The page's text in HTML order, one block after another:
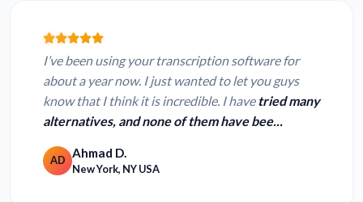
I’ve been using your transcription software for
about a year now. I just wanted to let you guys
know that I think it is incredible. I have tried many
alternatives, and none of them have bee...
AD Ahmad D.
New York, NY USA